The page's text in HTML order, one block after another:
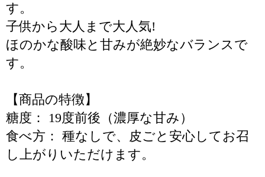
す。
子供から大人まで大人気!
ほのかな酸味と甘みが絶妙なバランスで
す。
【商品の特徴】
糖度： 19度前後（濃厚な甘み）
食べ方： 種なしで、皮ごと安心してお召
し上がりいただけます。